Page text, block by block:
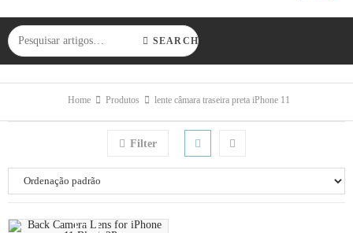
SEARCH
Home Produtos lente câmara traseira preta iPhone 11
Filter